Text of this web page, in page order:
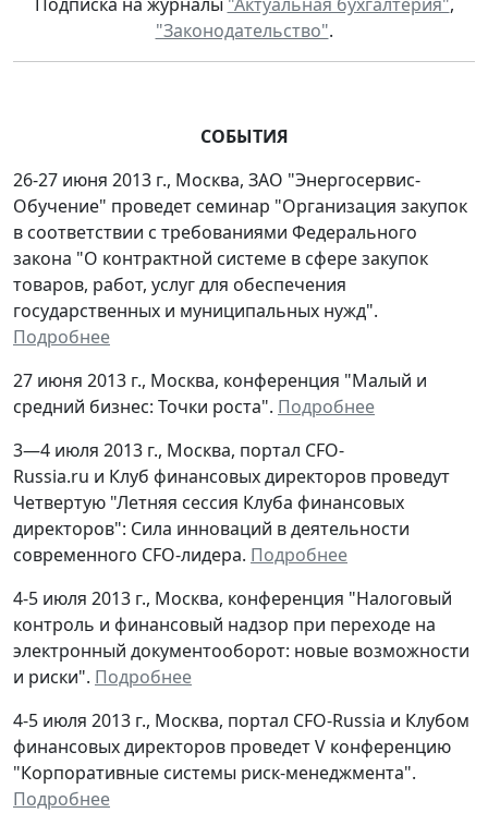
"Законодательство".
СОБЫТИЯ
26-27 июня 2013 г., Москва, ЗАО "Энергосервис-
Обучение" проведет семинар "Организация закупок
в соответствии с требованиями Федерального
закона "О контрактной системе в сфере закупок
товаров, работ, услуг для обеспечения
государственных и муниципальных нужд".
Подробнее
27 июня 2013 г., Москва, конференция "Малый и
средний бизнес: Точки роста". Подробнее
3—4 июля 2013 г., Москва, портал CFO-
Russia.ru и Клуб финансовых директоров проведут
Четвертую "Летняя сессия Клуба финансовых
директоров": Сила инноваций в деятельности
современного CFO-лидера. Подробнее
4-5 июля 2013 г., Москва, конференция "Налоговый
контроль и финансовый надзор при переходе на
электронный документооборот: новые возможности
и риски". Подробнее
4-5 июля 2013 г., Москва, портал CFO-Russia и Клубом
финансовых директоров проведет V конференцию
"Корпоративные системы риск-менеджмента".
Подробнее